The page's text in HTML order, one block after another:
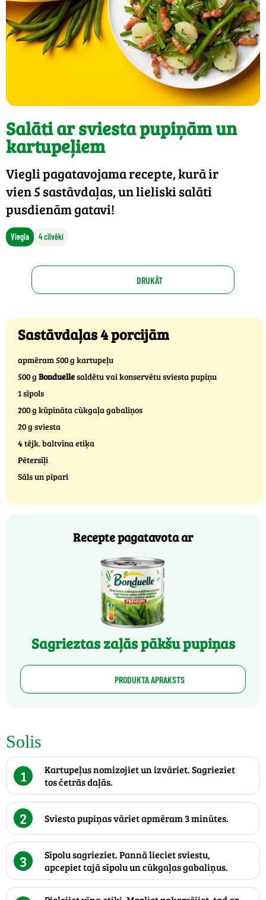
Salāti ar sviesta pupiņām un
kartupeļiem
Viegli pagatavojama recepte, kurā ir
vien 5 sastāvdaļas, un lieliski salāti
pusdienām gatavi!
Viegla 4 cilvēki
DRUKĀT
Sastāvdaļas 4 porcijām
apmēram 500 g kartupeļu
500 g Bonduellesaldētu vai konservētu sviesta pupiņu
1 sīpols
200 g kūpināta cūkgaļa gabaliņos
20 g sviesta
4 tējk. baltvīna etiķa
Pētersīļi
Sāls un pipari
Recepte pagatavota ar
Sagrieztas zaļās pākšu pupiņas
PRODUKTA APRAKSTS
Solis
1
Kartupeļus nomizojiet un izvāriet. Sagrieziet
tos četrās daļās.
2 Sviesta pupiņas vāriet apmēram 3 minūtes.
3
Sīpolu sagrieziet. Pannā lieciet sviestu,
apcepiet tajā sīpolu un cūkgaļas gabaliņus.